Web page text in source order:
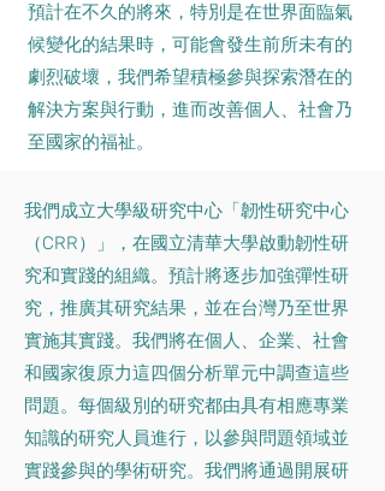
預計在不久的將來，特別是在世界面臨氣
候變化的結果時，可能會發生前所未有的
劇烈破壞，我們希望積極參與探索潛在的
解決方案與行動，進而改善個人、社會乃
至國家的福祉。
我們成立大學級研究中心「韌性研究中心
（CRR）」，在國立清華大學啟動韌性研
究和實踐的組織。預計將逐步加強彈性研
究，推廣其研究結果，並在台灣乃至世界
實施其實踐。我們將在個人、企業、社會
和國家復原力這四個分析單元中調查這些
問題。每個級別的研究都由具有相應專業
知識的研究人員進行，以參與問題領域並
實踐參與的學術研究。我們將通過開展研